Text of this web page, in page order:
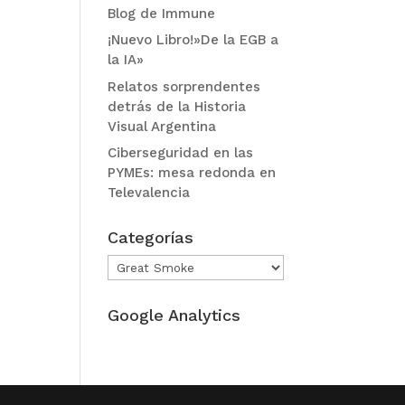
Blog de Immune
¡Nuevo Libro!»De la EGB a
la IA»
Relatos sorprendentes
detrás de la Historia
Visual Argentina
Ciberseguridad en las
PYMEs: mesa redonda en
Televalencia
Categorías
Categorías
Google Analytics